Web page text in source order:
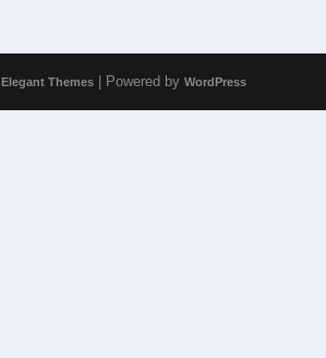
Elegant Themes| Powered by WordPress